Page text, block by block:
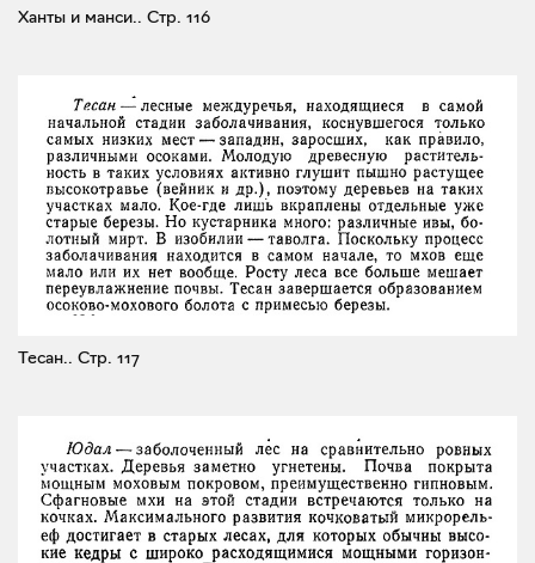
Ханты и манси.. Стр. 116
Тесан.. Стр. 117